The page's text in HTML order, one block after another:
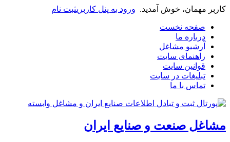
کاربر مهمان، خوش آمدید. ورود به پنل کاربریثبت نام
صفحه نخست
درباره ما
آرشیو مشاغل
راهنمای سایت
قوانین سایت
تبلیغات در سایت
تماس با ما
مشاغل صنعت و صنایع ایران